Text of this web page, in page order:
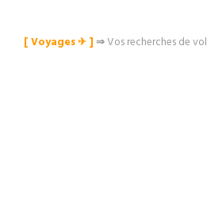
[ Voyages ✈︎ ]⇒Vos recherches de